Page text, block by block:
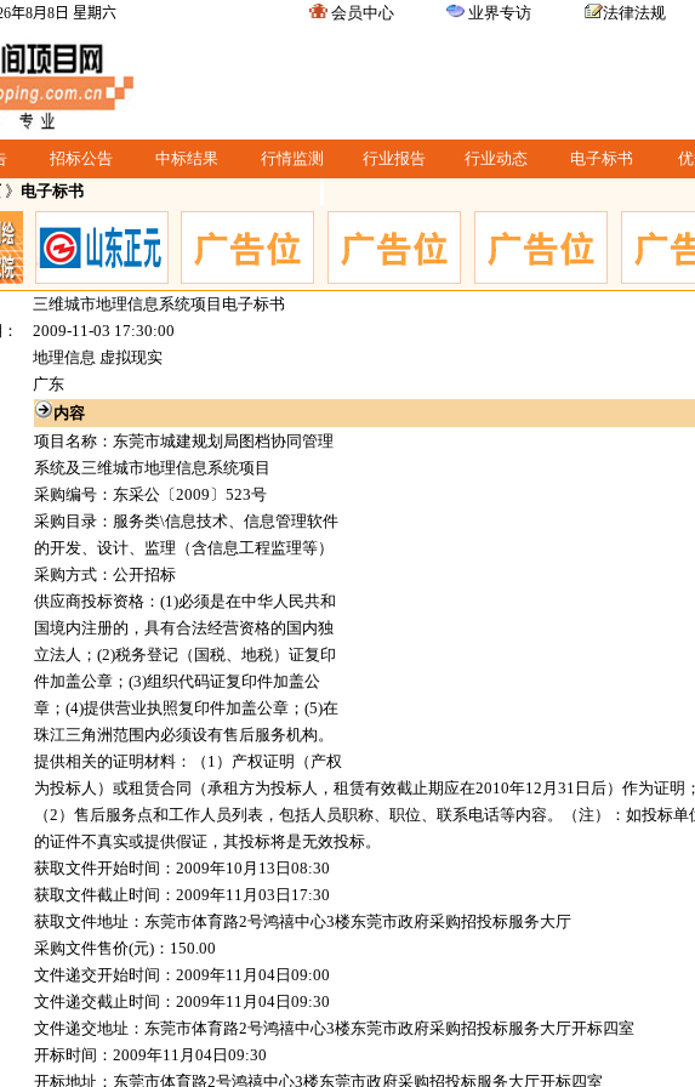
年8月8日 星期六 会员中心 业界专访 法律法规
招标公告 中标结果 行情监测 行业报告 行业动态 电子标书
》 电子标书
三维城市地理信息系统项目电子标书
2009-11-03 17:30:00
地理信息 虚拟现实
广东
内容
项目名称：东莞市城建规划局图档协同管理
系统及三维城市地理信息系统项目
采购编号：东采公〔2009〕523号
采购目录：服务类\信息技术、信息管理软件
的开发、设计、监理（含信息工程监理等）
采购方式：公开招标
供应商投标资格：(1)必须是在中华人民共和
国境内注册的，具有合法经营资格的国内独
立法人；(2)税务登记（国税、地税）证复印
件加盖公章；(3)组织代码证复印件加盖公
章；(4)提供营业执照复印件加盖公章；(5)在
珠江三角洲范围内必须设有售后服务机构。
提供相关的证明材料：（1）产权证明（产权
为投标人）或租赁合同（承租方为投标人，租赁有效截止期应在2010年12月31日后）作为证明；
（2）售后服务点和工作人员列表，包括人员职称、职位、联系电话等内容。（注）：如投标单
的证件不真实或提供假证，其投标将是无效投标。
获取文件开始时间：2009年10月13日08:30
获取文件截止时间：2009年11月03日17:30
获取文件地址：东莞市体育路2号鸿禧中心3楼东莞市政府采购招投标服务大厅
采购文件售价(元)：150.00
文件递交开始时间：2009年11月04日09:00
文件递交截止时间：2009年11月04日09:30
文件递交地址：东莞市体育路2号鸿禧中心3楼东莞市政府采购招投标服务大厅开标四室
开标时间：2009年11月04日09:30
开标地址：东莞市体育路2号鸿禧中心3楼东莞市政府采购招投标服务大厅开标四室